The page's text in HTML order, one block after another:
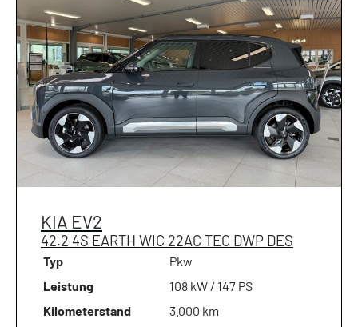
KIA EV2
42.2 4S EARTH WIC 22AC TEC DWP DES
Typ
Pkw
Leistung
108 kW / 147 PS
Kilometerstand
3.000 km